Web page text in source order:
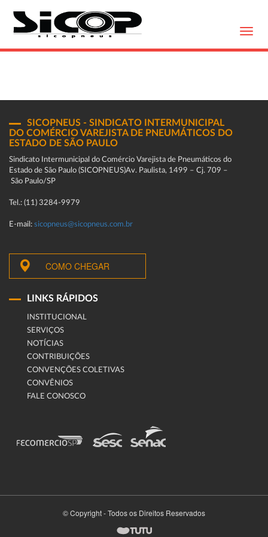
SICOPNEUS - SINDICATO INTERMUNICIPAL
DO COMÉRCIO VAREJISTA DE PNEUMÁTICOS DO
ESTADO DE SÃO PAULO
Sindicato Intermunicipal do Comércio Varejista de Pneumáticos do
Estado de São Paulo (SICOPNEUS)Av. Paulista, 1499 – Cj. 709 –
São Paulo/SP
Tel.: (11) 3284-9979
E-mail: sicopneus@sicopneus.com.br
COMO CHEGAR
LINKS RÁPIDOS
INSTITUCIONAL
SERVIÇOS
NOTÍCIAS
CONTRIBUIÇÕES
CONVENÇÕES COLETIVAS
CONVÊNIOS
FALE CONOSCO
© Copyright - Todos os Direitos Reservados